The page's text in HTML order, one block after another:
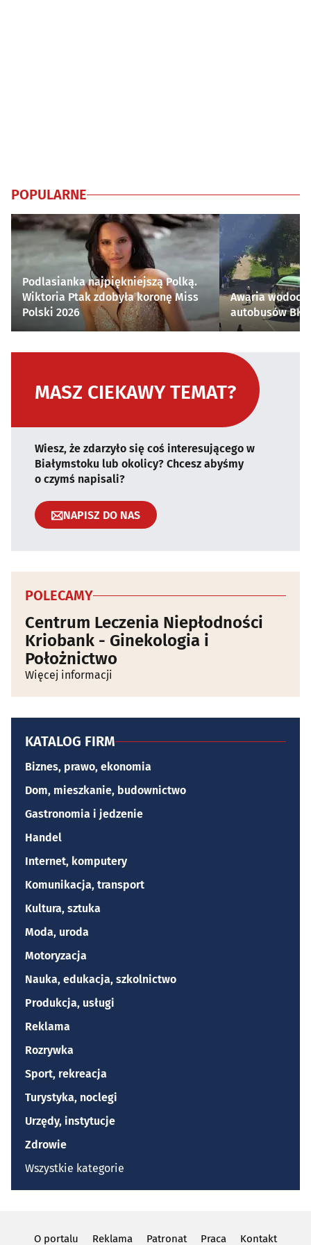
POPULARNE
Podlasianka najpiękniejszą Polką.
Wiktoria Ptak zdobyła koronę Miss
Polski 2026
Awaria
autobusów
MASZ CIEKAWY TEMAT?
Wiesz, że zdarzyło się coś interesującego w
Białymstoku lub okolicy? Chcesz abyśmy
o czymś napisali?
NAPISZ DO NAS
POLECAMY
Centrum Leczenia Niepłodności
Kriobank - Ginekologia i
Położnictwo
Więcej informacji
KATALOG FIRM
Biznes, prawo, ekonomia
Dom, mieszkanie, budownictwo
Gastronomia i jedzenie
Handel
Internet, komputery
Komunikacja, transport
Kultura, sztuka
Moda, uroda
Motoryzacja
Nauka, edukacja, szkolnictwo
Produkcja, usługi
Reklama
Rozrywka
Sport, rekreacja
Turystyka, noclegi
Urzędy, instytucje
Zdrowie
Wszystkie kategorie
O portalu Reklama Patronat Praca Kontakt